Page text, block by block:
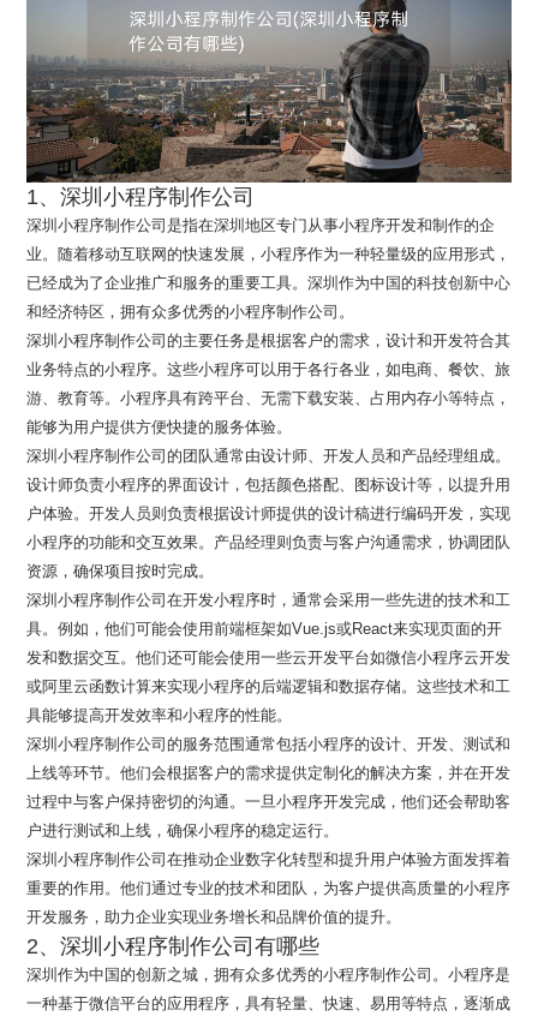
1、深圳小程序制作公司
深圳小程序制作公司是指在深圳地区专门从事小程序开发和制作的企
业。随着移动互联网的快速发展，小程序作为一种轻量级的应用形式，
已经成为了企业推广和服务的重要工具。深圳作为中国的科技创新中心
和经济特区，拥有众多优秀的小程序制作公司。
深圳小程序制作公司的主要任务是根据客户的需求，设计和开发符合其
业务特点的小程序。这些小程序可以用于各行各业，如电商、餐饮、旅
游、教育等。小程序具有跨平台、无需下载安装、占用内存小等特点，
能够为用户提供方便快捷的服务体验。
深圳小程序制作公司的团队通常由设计师、开发人员和产品经理组成。
设计师负责小程序的界面设计，包括颜色搭配、图标设计等，以提升用
户体验。开发人员则负责根据设计师提供的设计稿进行编码开发，实现
小程序的功能和交互效果。产品经理则负责与客户沟通需求，协调团队
资源，确保项目按时完成。
深圳小程序制作公司在开发小程序时，通常会采用一些先进的技术和工
具。例如，他们可能会使用前端框架如Vue.js或React来实现页面的开
发和数据交互。他们还可能会使用一些云开发平台如微信小程序云开发
或阿里云函数计算来实现小程序的后端逻辑和数据存储。这些技术和工
具能够提高开发效率和小程序的性能。
深圳小程序制作公司的服务范围通常包括小程序的设计、开发、测试和
上线等环节。他们会根据客户的需求提供定制化的解决方案，并在开发
过程中与客户保持密切的沟通。一旦小程序开发完成，他们还会帮助客
户进行测试和上线，确保小程序的稳定运行。
深圳小程序制作公司在推动企业数字化转型和提升用户体验方面发挥着
重要的作用。他们通过专业的技术和团队，为客户提供高质量的小程序
开发服务，助力企业实现业务增长和品牌价值的提升。
2、深圳小程序制作公司有哪些
深圳作为中国的创新之城，拥有众多优秀的小程序制作公司。小程序是
一种基于微信平台的应用程序，具有轻量、快速、易用等特点，逐渐成